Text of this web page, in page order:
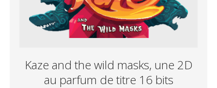
Kaze and the wild masks, une 2D
au parfum de titre 16 bits